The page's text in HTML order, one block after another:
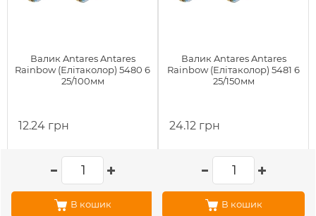
Валик Antares Antares
Rainbow (Елітаколор) 5480 6
25/100мм
12.24 грн
В кошик
Валик Antares Antares
Rainbow (Елітаколор) 5481 6
25/150мм
24.12 грн
В кошик